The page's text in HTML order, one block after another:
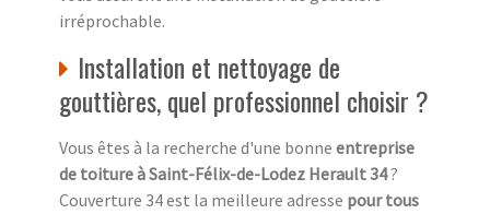
irréprochable.
Installation et nettoyage de
gouttières, quel professionnel choisir ?
Vous êtes à la recherche d'une bonne entreprise
de toiture à Saint-Félix-de-Lodez Herault 34?
Couverture 34 est la meilleure adresse pour tous